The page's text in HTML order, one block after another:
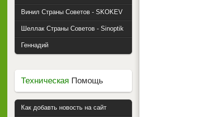
Винил Страны Советов - SKOKEV
Шеллак Страны Советов - Sinoptik
Геннадий
Техническая Помощь
Как добавть новость на сайт